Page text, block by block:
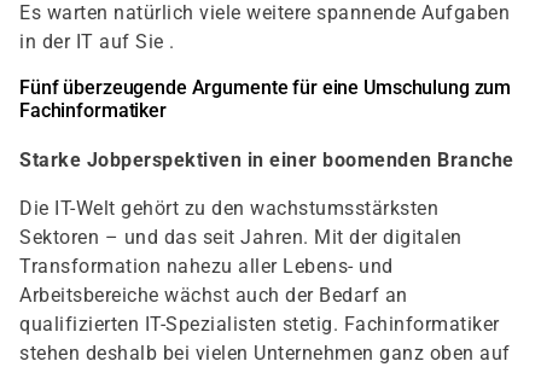
Es warten natürlich viele weitere spannende Aufgaben
in der IT auf Sie .
Fünf überzeugende Argumente für eine Umschulung zum
Fachinformatiker
Starke Jobperspektiven in einer boomenden Branche
Die IT-Welt gehört zu den wachstumsstärksten
Sektoren – und das seit Jahren. Mit der digitalen
Transformation nahezu aller Lebens- und
Arbeitsbereiche wächst auch der Bedarf an
qualifizierten IT-Spezialisten stetig. Fachinformatiker
stehen deshalb bei vielen Unternehmen ganz oben auf